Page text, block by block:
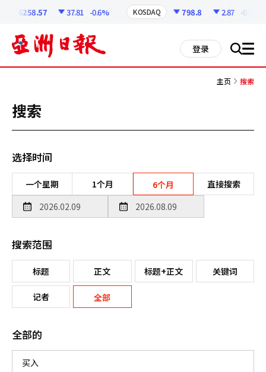
6258.57 37.81 -0.6% KOSDAQ 798.8 2.87 -0.36%
登录 搜 all
主页 搜索
搜索
选择时间
一个星期 1个月 6个月 直接搜索
搜索范围
标题 正文 标题+正文 关键词
记者 全部
全部的